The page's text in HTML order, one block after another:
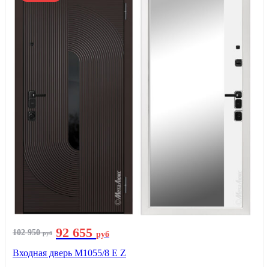
102 950руб 92 655 руб
Входная дверь М1055/8 Е Z